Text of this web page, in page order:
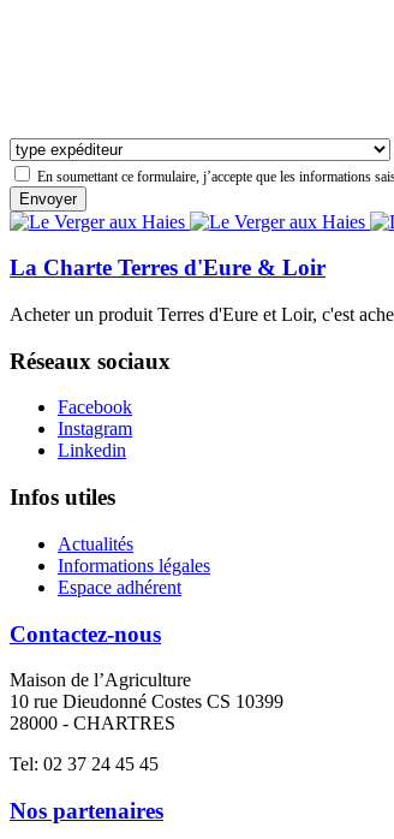
En soumettant ce formulaire, j’accepte que les informations
La Charte Terres d'Eure & Loir
Acheter un produit Terres d'Eure et Loir, c'est
Réseaux sociaux
Facebook
Instagram
Linkedin
Infos utiles
Actualités
Informations légales
Espace adhérent
Contactez-nous
Maison de l’Agriculture
10 rue Dieudonné Costes CS 10399
28000 - CHARTRES
Tel: 02 37 24 45 45
Nos partenaires